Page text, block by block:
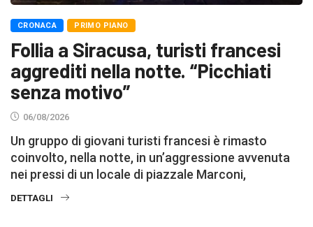
CRONACA PRIMO PIANO
Follia a Siracusa, turisti francesi
aggrediti nella notte. “Picchiati
senza motivo”
06/08/2026
Un gruppo di giovani turisti francesi è rimasto
coinvolto, nella notte, in un’aggressione avvenuta
nei pressi di un locale di piazzale Marconi,
DETTAGLI